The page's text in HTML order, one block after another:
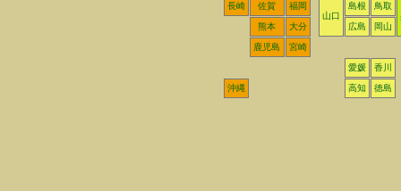
長崎 佐賀
福岡
山口
島根
鳥取
熊本
大分 広島 岡山
鹿児島 宮崎
愛媛 香川
沖縄 高知 徳島